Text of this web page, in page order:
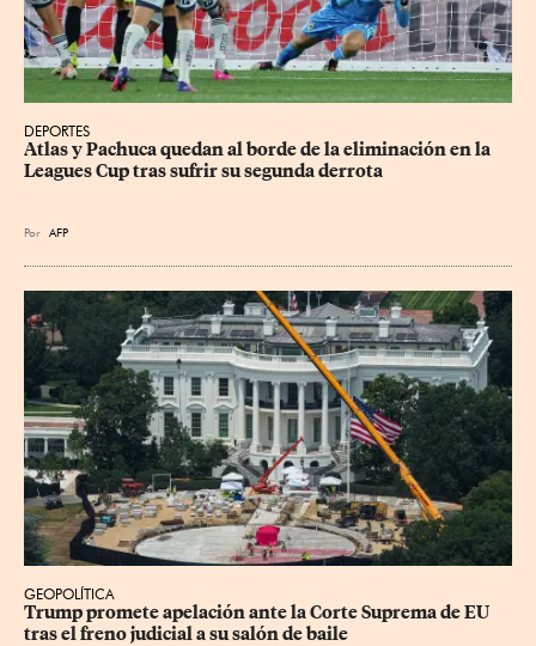
DEPORTES
Atlas y Pachuca quedan al borde de la eliminación en la
Leagues Cup tras sufrir su segunda derrota
Por AFP
GEOPOLÍTICA
Trump promete apelación ante la Corte Suprema de EU
tras el freno judicial a su salón de baile